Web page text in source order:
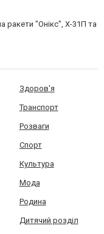
ракети "Онікс", Х-31П та
Здоров'я
Транспорт
Розваги
Спорт
Культура
Мода
Родина
Дитячий розділ